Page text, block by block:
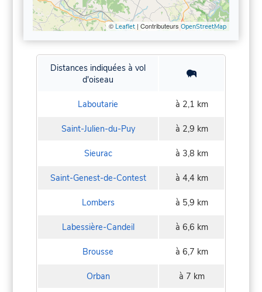
© Leaflet| ContributeursOpenStreetMap
Distances indiquées à vol
d'oiseau
Laboutarie à 2,1 km
Saint-Julien-du-Puy à 2,9 km
Sieurac à 3,8 km
Saint-Genest-de-Contest à 4,4 km
Lombers à 5,9 km
Labessière-Candeil à 6,6 km
Brousse à 6,7 km
Orban à 7 km